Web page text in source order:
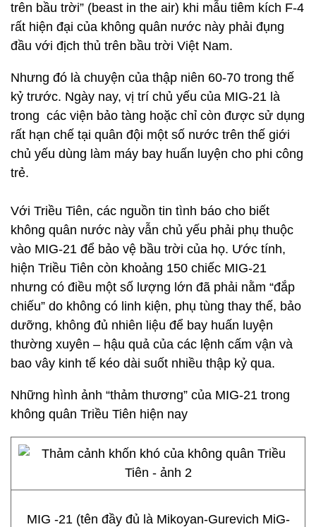
trên bầu trời” (beast in the air) khi mẫu tiêm kích F-4
rất hiện đại của không quân nước này phải đụng
đầu với địch thủ trên bầu trời Việt Nam.
Nhưng đó là chuyện của thập niên 60-70 trong thế
kỷ trước. Ngày nay, vị trí chủ yếu của MIG-21 là
trong các viện bảo tàng hoặc chỉ còn được sử dụng
rất hạn chế tại quân đội một số nước trên thế giới
chủ yếu dùng làm máy bay huấn luyện cho phi công
trẻ.
Với Triều Tiên, các nguồn tin tình báo cho biết
không quân nước này vẫn chủ yếu phải phụ thuộc
vào MIG-21 để bảo vệ bầu trời của họ. Ước tính,
hiện Triều Tiên còn khoảng 150 chiếc MIG-21
nhưng có điều một số lượng lớn đã phải nằm “đắp
chiếu” do không có linh kiện, phụ tùng thay thế, bảo
dưỡng, không đủ nhiên liệu để bay huấn luyện
thường xuyên – hậu quả của các lệnh cấm vận và
bao vây kinh tế kéo dài suốt nhiều thập kỷ qua.
Những hình ảnh “thảm thương” của MIG-21 trong
không quân Triều Tiên hiện nay
MIG -21 (tên đầy đủ là Mikoyan-Gurevich MiG-